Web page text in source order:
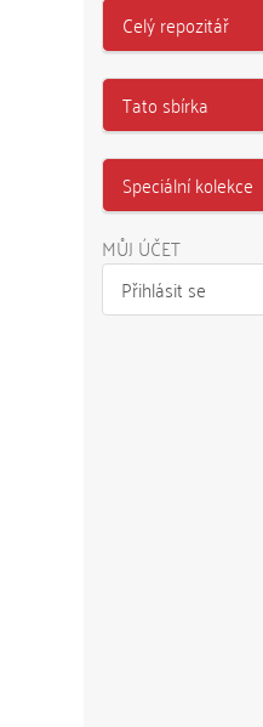
Celý repozitář
Tato sbírka
Speciální kolekce
MŮJ ÚČET
Přihlásit se